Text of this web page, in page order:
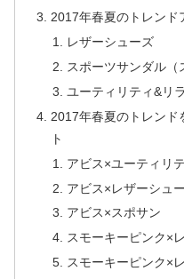
2017年春夏のトレンド
レザーシューズ
スポーツサンダル（
ユーティリティ&リ
2017年春夏のトレンド
ト
アビス×ユーティリ
アビス×レザーシュ
アビス×スポサン
スモーキーピンク×
スモーキーピンク×